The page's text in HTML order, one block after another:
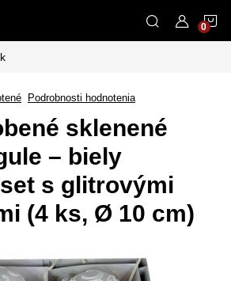
Podrobnosti hodnotenia
sklenené
– biely
s glitrovými
(4 ks, Ø 10 cm)